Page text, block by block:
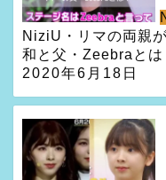
NiziU・リマの両親
和と父・Zeebraとは
2020年6月18日